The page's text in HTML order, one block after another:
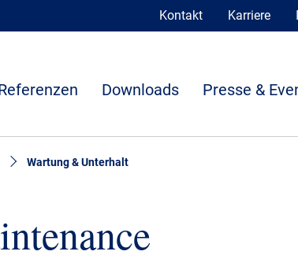
Kontakt Karriere
Downloads Presse &
Wartung & Unterhalt